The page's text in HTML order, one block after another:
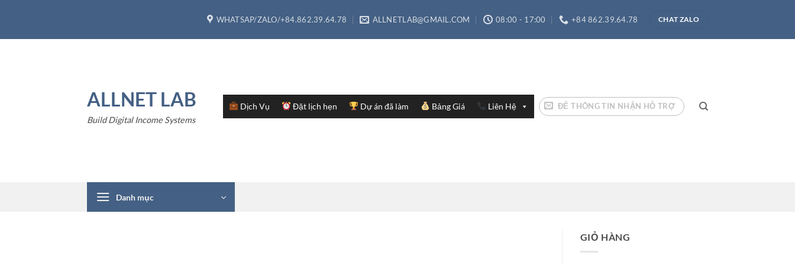
nội
WHATSAP/ZALO/+84.862.39.64.78 ALLNETLAB@GMAIL.COM 08:00 - 17:00 +84 862.39.64.78 CHAT ZALO
ALLNET LAB
Build Digital Income Systems
Dịch Vụ Đặt lịch hẹn Dự án đã làm Bảng Giá Liên Hệ ĐỂ THÔNG TIN NHẬN HỖ TRỢ
Danh mục
GIỎ HÀNG